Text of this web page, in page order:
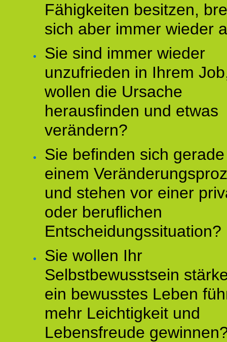
Fähigkeiten besitzen,
sich aber immer wieder
Sie sind immer wieder
unzufrieden in Ihrem
wollen die Ursache
herausfinden und etwas
verändern?
Sie befinden sich
einem
und stehen vor einer
oder beruflichen
Entscheidungssituation?
Sie wollen Ihr
Selbstbewusstsein
ein bewusstes Leben
mehr Leichtigkeit und
Lebensfreude